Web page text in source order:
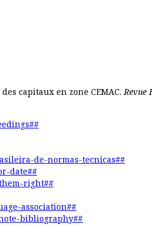
capitaux en zone CEMAC.Revue
de-normas-tecnicas##
date##
right##
association##
bibliography##